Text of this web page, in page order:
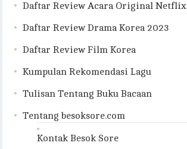
Daftar Review Acara Original Netflix
Daftar Review Drama Korea 2023
Daftar Review Film Korea
Kumpulan Rekomendasi Lagu
Tulisan Tentang Buku Bacaan
Tentang besoksore.com
Kontak Besok Sore